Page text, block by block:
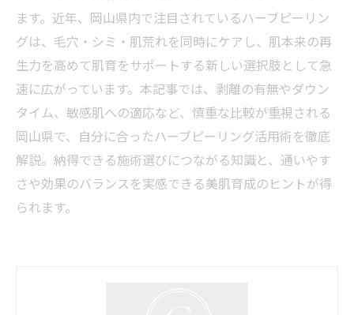
ます。近年、岡山県内で注目されているハーブピーリン
グは、毛穴・シミ・肌荒れを同時にケアし、肌本来の再
生力を高めて肌育をサポートする新しい選択肢として急
速に広がっています。本記事では、剥離の有無やダウン
タイム、敏感肌への適応など、慎重な比較が重視される
岡山県で、自分に合ったハーブピーリング活用術を徹底
解説。納得できる施術選びにつながる知識と、通いやす
さや効果のバランスを実感できる美肌育成のヒントが得
られます。